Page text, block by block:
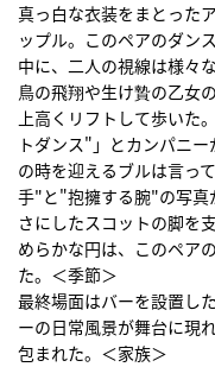
真っ白な衣装をまとった
ップル。このペアのダン
中に、二人の視線は様々
鳥の飛翔や生け贄の乙女
上高くリフトして歩いた
トダンス"」とカンパニ
の時を迎えるブルは言っ
手"と"抱擁する腕"の写真
さにしたスコットの脚を
めらかな円は、このペア
た。＜季節＞
最終場面はバーを設置し
ーの日常風景が舞台に現
包まれた。＜家族＞